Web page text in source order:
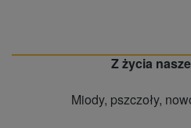
Z życia
Miody, pszczoły,